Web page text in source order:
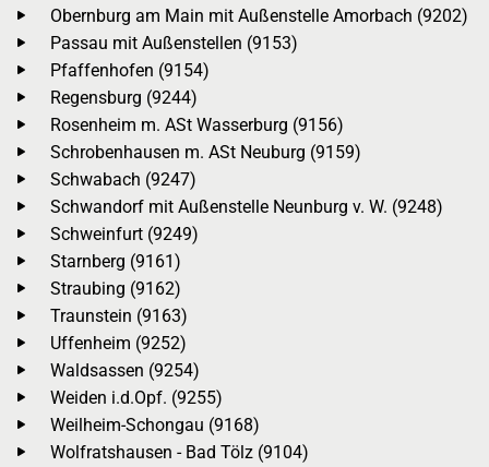
Obernburg am Main mit Außenstelle Amorbach (9202)
Passau mit Außenstellen (9153)
Pfaffenhofen (9154)
Regensburg (9244)
Rosenheim m. ASt Wasserburg (9156)
Schrobenhausen m. ASt Neuburg (9159)
Schwabach (9247)
Schwandorf mit Außenstelle Neunburg v. W. (9248)
Schweinfurt (9249)
Starnberg (9161)
Straubing (9162)
Traunstein (9163)
Uffenheim (9252)
Waldsassen (9254)
Weiden i.d.Opf. (9255)
Weilheim-Schongau (9168)
Wolfratshausen - Bad Tölz (9104)